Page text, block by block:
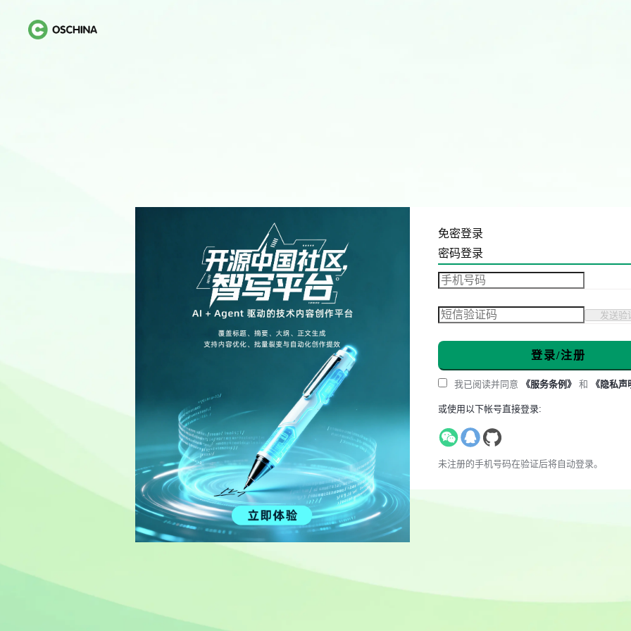
免密登录
密码登录
发送验
登录/注册
我已阅读并同意 《服务条例》 和 《隐私声
或使用以下帐号直接登录:
未注册的手机号码在验证后将自动登录。